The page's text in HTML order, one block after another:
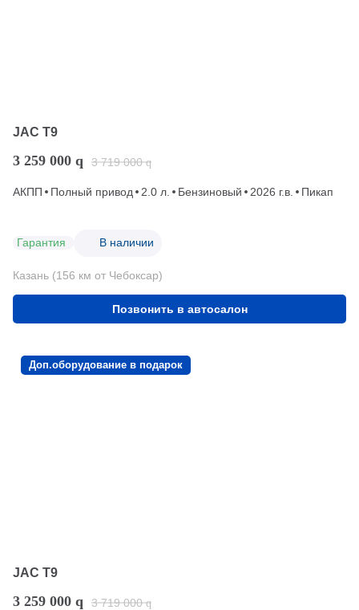
JAC T9
3 259 000 q 3 719 000 q
АКПП Полный привод 2.0 л. Бензиновый 2026 г.в. Пикап
Гарантия В наличии
Казань (156 км от Чебоксар)
Позвонить в автосалон
Доп.оборудование в подарок
JAC T9
3 259 000 q 3 719 000 q